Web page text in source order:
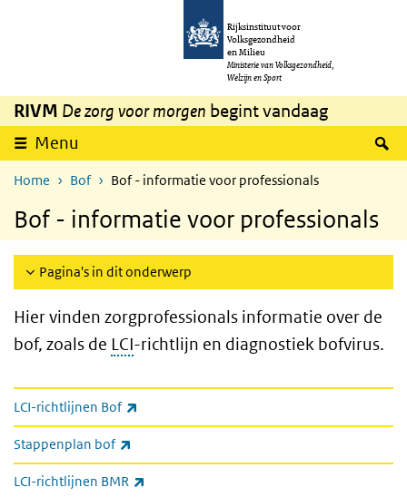
Overslaan en naar de inhoud gaan
Rijksinstituut voor
Volksgezondheid
en Milieu
Ministerie van Volksgezondheid,
Welzijn en Sport
RIVM De zorg voor morgen begint vandaag
Menu
Home Bof Bof - informatie voor professionals
Bof - informatie voor professionals
Pagina's in dit onderwerp
Hier vinden zorgprofessionals informatie over de
bof, zoals de LCI-richtlijn en diagnostiek bofvirus.
Informatie voor professionals
LCI-richtlijnen Bof
Stappenplan bof
LCI-richtlijnen BMR